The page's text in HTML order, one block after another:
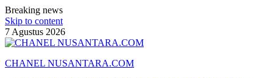
Breaking news
Skip to content
7 Agustus 2026
CHANEL NUSANTARA.COM